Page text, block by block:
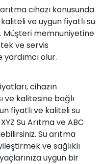
cihazı konusunda
ve uygun fiyatlı su
Müşteri memnuniyetine
ve servis
olur.
cihazın
ve kalitesine bağlı
fiyatlı ve kaliteli su
Su Arıtma ve ABC
Su arıtma
ve sağlıklı
uygun bir